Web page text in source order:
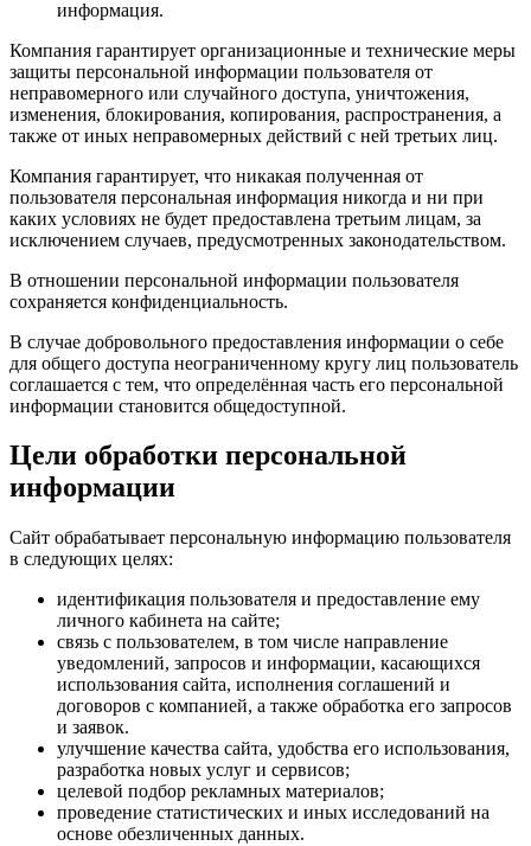
информация.
Компания гарантирует организационные и технические меры
защиты персональной информации пользователя от
неправомерного или случайного доступа, уничтожения,
изменения, блокирования, копирования, распространения, а
также от иных неправомерных действий с ней третьих лиц.
Компания гарантирует, что никакая полученная от
пользователя персональная информация никогда и ни при
каких условиях не будет предоставлена третьим лицам, за
исключением случаев, предусмотренных законодательством.
В отношении персональной информации пользователя
сохраняется конфиденциальность.
В случае добровольного предоставления информации о себе
для общего доступа неограниченному кругу лиц пользователь
соглашается с тем, что определённая часть его персональной
информации становится общедоступной.
Цели обработки персональной
информации
Сайт обрабатывает персональную информацию пользователя
в следующих целях:
идентификация пользователя и предоставление ему
личного кабинета на сайте;
связь с пользователем, в том числе направление
уведомлений, запросов и информации, касающихся
использования сайта, исполнения соглашений и
договоров с компанией, а также обработка его запросов
и заявок.
улучшение качества сайта, удобства его использования,
разработка новых услуг и сервисов;
целевой подбор рекламных материалов;
проведение статистических и иных исследований на
основе обезличенных данных.